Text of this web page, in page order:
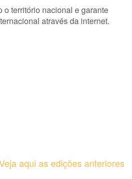
o território nacional e garante
através da internet.
aqui as edições anteriores